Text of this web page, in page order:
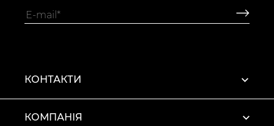
КОНТАКТИ
КОМПАНІЯ